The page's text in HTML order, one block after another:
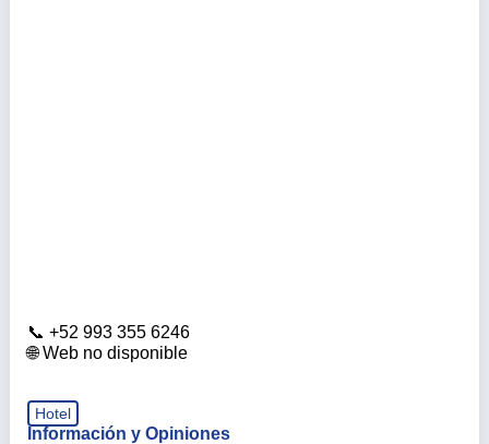
+52 993 355 6246
Web no disponible
Hotel
Información y Opiniones